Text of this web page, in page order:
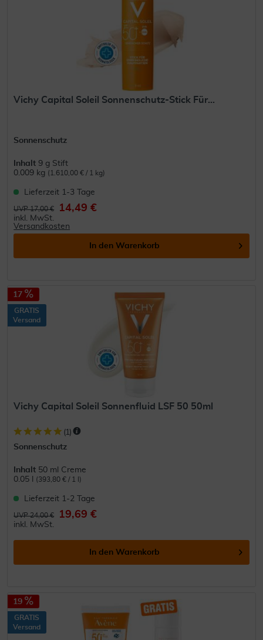
Vichy Capital Soleil Sonnenschutz-Stick Für...
Sonnenschutz
Inhalt 9 g Stift
0.009 kg (1.610,00 € / 1 kg)
Lieferzeit 1-3 Tage
UVP 17,00 € 14,49 €
inkl. MwSt.
Versandkosten
In den Warenkorb
17
GRATIS
Versand
Vichy Capital Soleil Sonnenfluid LSF 50 50ml
(1)
Sonnenschutz
Inhalt 50 ml Creme
0.05 l
(393,80 € / 1 l)
Lieferzeit 1-2 Tage
UVP 24,00 € 19,69 €
inkl. MwSt.
In den Warenkorb
19
GRATIS
Versand